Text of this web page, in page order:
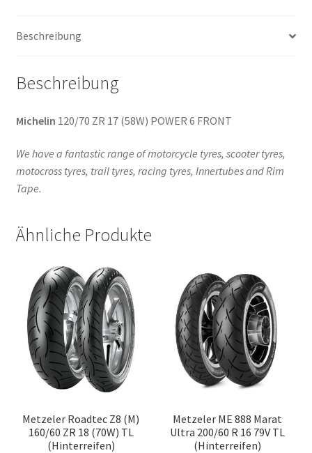
Beschreibung
Beschreibung
Michelin 120/70 ZR 17 (58W) POWER 6 FRONT
We have a fantastic range of motorcycle tyres, scooter tyres,
motocross tyres, trail tyres, racing tyres, Innertubes and Rim
Tape.
Ähnliche Produkte
Metzeler Roadtec Z8 (M)
160/60 ZR 18 (70W) TL
(Hinterreifen)
Metzeler ME 888 Marat
Ultra 200/60 R 16 79V TL
(Hinterreifen)